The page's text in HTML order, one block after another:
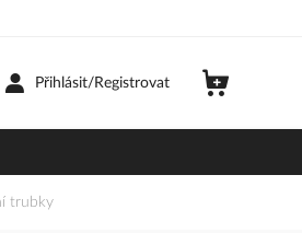
Přihlásit/Registrovat
trubky